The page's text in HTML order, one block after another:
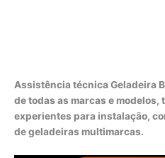
Assistência técnica Geladeira
de todas as marcas e
experientes para instalação,
de geladeiras multimarcas.